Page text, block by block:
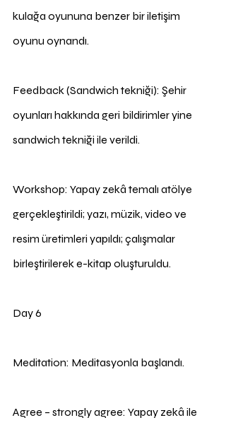
kulağa oyununa benzer bir iletişim
oyunu oynandı.
Feedback (Sandwich tekniği): Şehir
oyunları hakkında geri bildirimler yine
sandwich tekniği ile verildi.
Workshop: Yapay zekâ temalı atölye
gerçekleştirildi; yazı, müzik, video ve
resim üretimleri yapıldı; çalışmalar
birleştirilerek e-kitap oluşturuldu.
Day 6
Meditation: Meditasyonla başlandı.
Agree – strongly agree: Yapay zekâ ile